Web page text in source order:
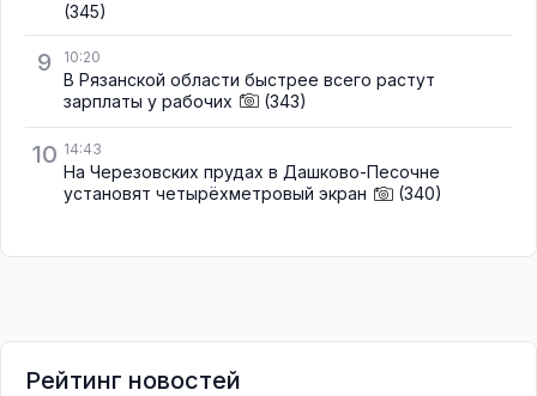
(345)
9 10:20
В Рязанской области быстрее всего растут
зарплаты у рабочих
(343)
10 14:43
На Черезовских прудах в Дашково-Песочне
установят четырёхметровый экран
(340)
Рейтинг новостей